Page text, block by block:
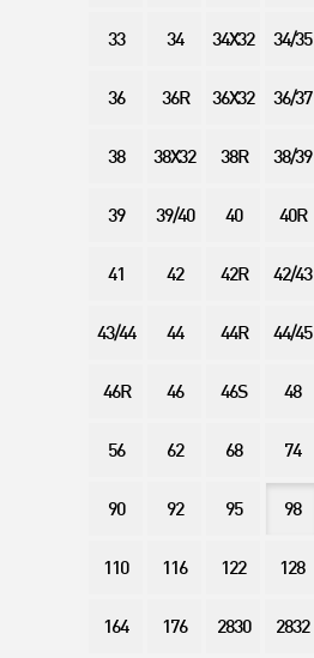
33 34 34X32 34/35
36 36R 36X32 36/37
38 38X32 38R 38/39
39 39/40 40 40R
41 42 42R 42/43
43/44 44 44R 44/45
46R 46 46S 48
56 62 68 74
90 92 95 98
110 116 122 128
164 176 2830 2832